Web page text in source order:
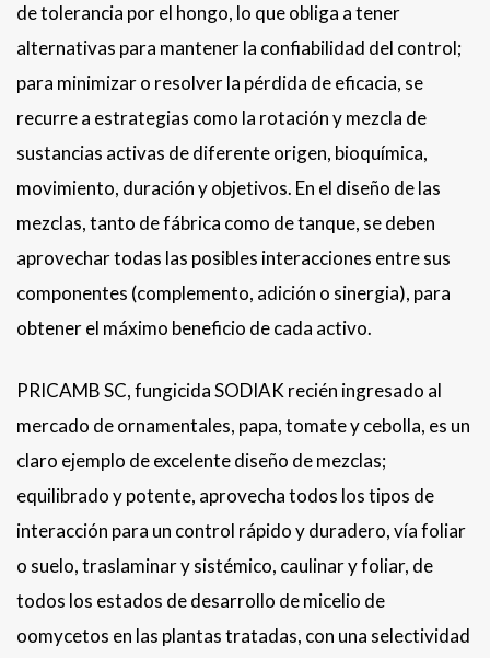
de tolerancia por el hongo, lo que obliga a tener
alternativas para mantener la confiabilidad del control;
para minimizar o resolver la pérdida de eficacia, se
recurre a estrategias como la rotación y mezcla de
sustancias activas de diferente origen, bioquímica,
movimiento, duración y objetivos. En el diseño de las
mezclas, tanto de fábrica como de tanque, se deben
aprovechar todas las posibles interacciones entre sus
componentes (complemento, adición o sinergia), para
obtener el máximo beneficio de cada activo.
PRICAMB SC, fungicida SODIAK recién ingresado al
mercado de ornamentales, papa, tomate y cebolla, es un
claro ejemplo de excelente diseño de mezclas;
equilibrado y potente, aprovecha todos los tipos de
interacción para un control rápido y duradero, vía foliar
o suelo, traslaminar y sistémico, caulinar y foliar, de
todos los estados de desarrollo de micelio de
oomycetos en las plantas tratadas, con una selectividad